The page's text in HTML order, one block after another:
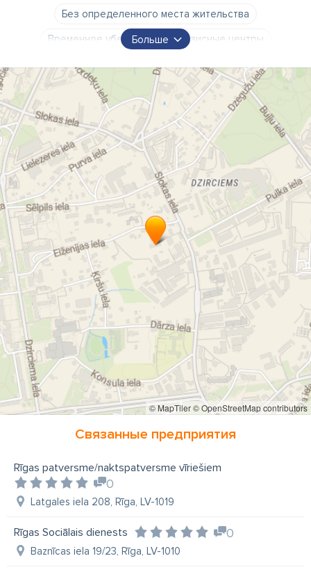
Без определенного места жительства
Временное убежище
Кризисные центры
Больше
© MapTiler© OpenStreetMap contributors
Связанные предприятия
Rīgas patversme/naktspatversme vīriešiem
0
Latgales iela 208, Rīga, LV-1019
Rīgas Sociālais dienests 0
Baznīcas iela 19/23, Rīga, LV-1010